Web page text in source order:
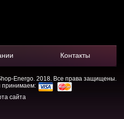
Контакты
Energo. 2018. Все права защищены.
сайта